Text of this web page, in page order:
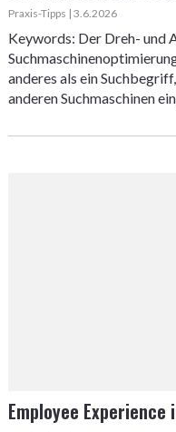
Praxis-Tipps | 3.6.2026
Keywords: Der Dreh- und
anderes als ein
anderen Suchmaschinen
Employee